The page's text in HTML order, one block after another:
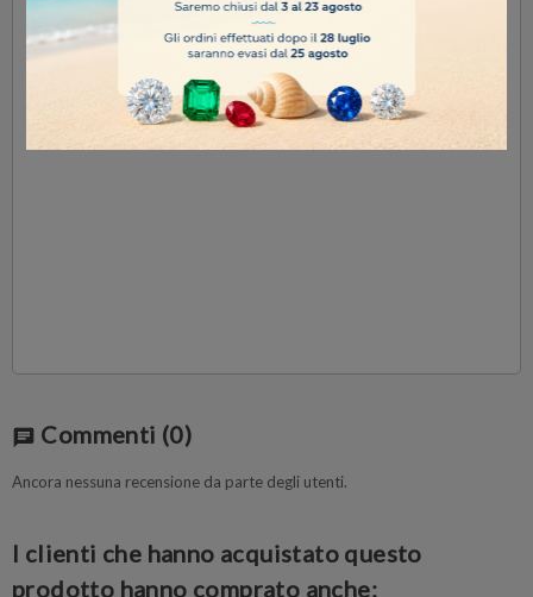
chat Commenti (0)
Ancora nessuna recensione da parte degli utenti.
I clienti che hanno acquistato questo
prodotto hanno comprato anche: